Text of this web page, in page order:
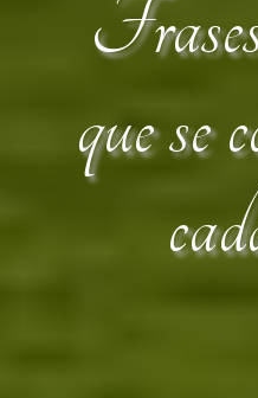
que se